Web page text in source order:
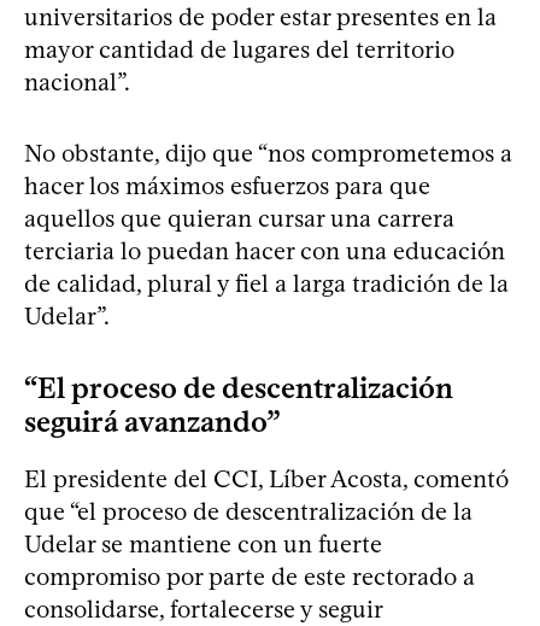
universitarios de poder estar presentes en la
mayor cantidad de lugares del territorio
nacional”.
No obstante, dijo que “nos comprometemos a
hacer los máximos esfuerzos para que
aquellos que quieran cursar una carrera
terciaria lo puedan hacer con una educación
de calidad, plural y fiel a larga tradición de la
Udelar”.
“El proceso de descentralización
seguirá avanzando”
El presidente del CCI, Líber Acosta, comentó
que “el proceso de descentralización de la
Udelar se mantiene con un fuerte
compromiso por parte de este rectorado a
consolidarse, fortalecerse y seguir